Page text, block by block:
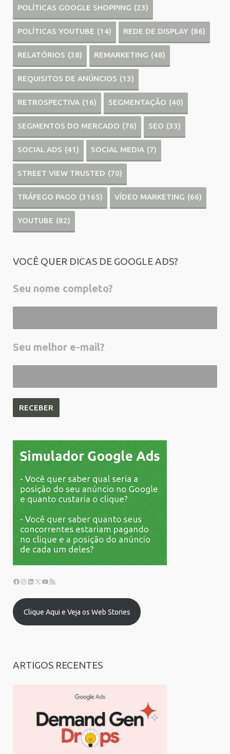
POLÍTICAS GOOGLE SHOPPING (23)
POLÍTICAS YOUTUBE (14) REDE DE DISPLAY (86)
RELATÓRIOS (38) REMARKETING (48)
REQUISITOS DE ANÚNCIOS (13)
RETROSPECTIVA (16) SEGMENTAÇÃO (40)
SEGMENTOS DO MERCADO (76) SEO (33)
SOCIAL ADS (41) SOCIAL MEDIA (7)
STREET VIEW TRUSTED (70)
TRÁFEGO PAGO (3165) VÍDEO MARKETING (66)
YOUTUBE (82)
VOCÊ QUER DICAS DE GOOGLE ADS?
Seu nome completo?
Seu melhor e-mail?
Clique Aqui e Veja os Web Stories
ARTIGOS RECENTES